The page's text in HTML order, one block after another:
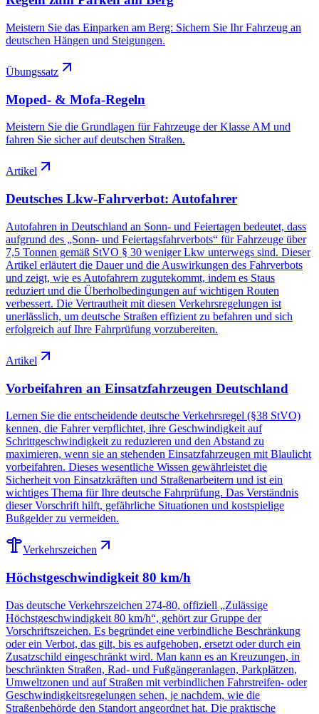
Meistern Sie das Einparken am Berg: Sichern Sie Ihr Fahrzeug an
deutschen Hängen und Steigungen.
Übungssatz
Moped- & Mofa-Regeln
Meistern Sie die Grundlagen für Fahrzeuge der Klasse AM und
fahren Sie sicher auf deutschen Straßen.
Artikel
Deutsches Lkw-Fahrverbot: Autofahrer
Autofahren in Deutschland an Sonn- und Feiertagen bedeutet, dass
aufgrund des „Sonn- und Feiertagsfahrverbots“ für Fahrzeuge über
7,5 Tonnen gemäß StVO § 30 weniger Lkw unterwegs sind. Dieser
Artikel erläutert die Dauer und die Auswirkungen des Fahrverbots
und zeigt, wie es Autofahrern zugutekommt, indem es Staus
reduziert und die Überholbedingungen auf wichtigen Routen
verbessert. Die Vertrautheit mit diesen Verkehrsregelungen ist
unerlässlich, um deutsche Straßen effizient zu befahren und sich
erfolgreich auf Ihre Fahrprüfung vorzubereiten.
Artikel
Vorbeifahren an Einsatzfahrzeugen Deutschland
Lernen Sie die entscheidende deutsche Verkehrsregel (§38 StVO)
kennen, die Fahrer verpflichtet, ihre Geschwindigkeit auf
Schrittgeschwindigkeit zu reduzieren und den Abstand zu
maximieren, wenn sie an stehenden Einsatzfahrzeugen mit Blaulicht
vorbeifahren. Dieses wesentliche Wissen gewährleistet die
Sicherheit von Einsatzkräften und Straßenarbeitern und ist ein
wichtiges Thema für Ihre deutsche Fahrprüfung. Das Verständnis
dieser Vorschrift hilft, gefährliche Situationen und kostspielige
Bußgelder zu vermeiden.
Verkehrszeichen
Höchstgeschwindigkeit 80 km/h
Das deutsche Verkehrszeichen 274-80, offiziell „Zulässige
Höchstgeschwindigkeit 80 km/h“, gehört zur Gruppe der
Vorschriftszeichen. Es begründet eine verbindliche Beschränkung
oder ein Verbot, das gilt, bis es aufgehoben, ersetzt oder durch ein
Zusatzschild eingeschränkt wird. Man kann es an Kreuzungen, in
beschränkten Straßen, Rad- und Fußgängeranlagen, Parkplätzen,
Umweltzonen und auf Straßen mit verbindlichen Fahrstreifen- oder
Geschwindigkeitsregelungen sehen, je nachdem, wie die
Straßenbehörde den Standort angeordnet hat. Die praktische